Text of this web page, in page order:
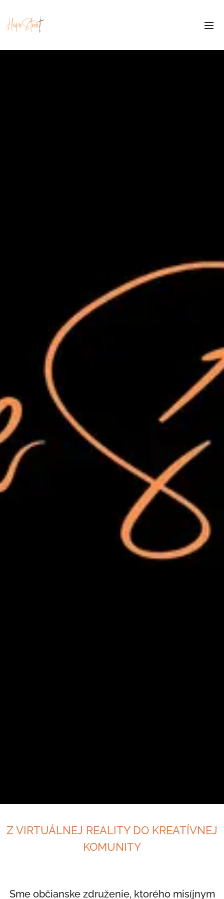
Z VIRTUÁLNEJ REALITY DO KREATÍVNEJ
KOMUNITY
Sme občianske združenie, ktorého misíjnym